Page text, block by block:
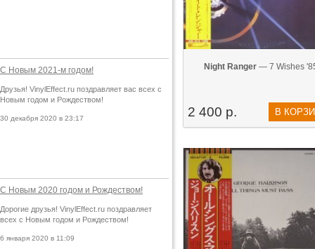
С Новым 2021-м годом!
Друзья! VinylEffect.ru поздравляет вас всех с
Новым годом и Рождеством!
30 декабря 2020 в 23:17
С Новым 2020 годом и Рождеством!
Дорогие друзья! VinylEffect.ru поздравляет
всех с Новым годом и Рождеством!
6 января 2020 в 11:09
Night Ranger— 7 Wishes
2 400 р. В